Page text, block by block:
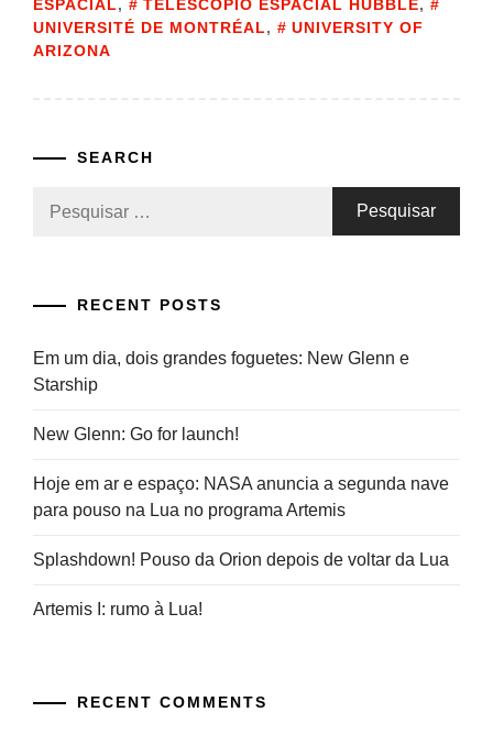
ESPACIAL, TELESCÓPIO ESPACIAL HUBBLE,
UNIVERSITÉ DE MONTRÉAL,
UNIVERSITY OF
ARIZONA
SEARCH
RECENT POSTS
Em um dia, dois grandes foguetes: New Glenn e
Starship
New Glenn: Go for launch!
Hoje em ar e espaço: NASA anuncia a segunda nave
para pouso na Lua no programa Artemis
Splashdown! Pouso da Orion depois de voltar da Lua
Artemis I: rumo à Lua!
RECENT COMMENTS